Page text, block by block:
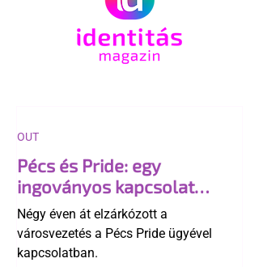
Pécs és Pride: egy
ingoványos kapcsolat
története
Négy éven át elzárkózott a
városvezetés a Pécs Pride ügyével
kapcsolatban.
OUT